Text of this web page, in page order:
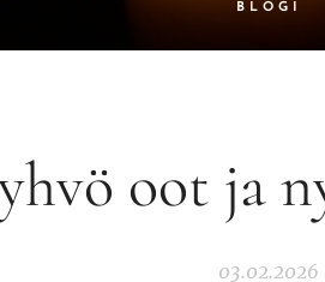
BLOGI
oot ja
03.02.2026